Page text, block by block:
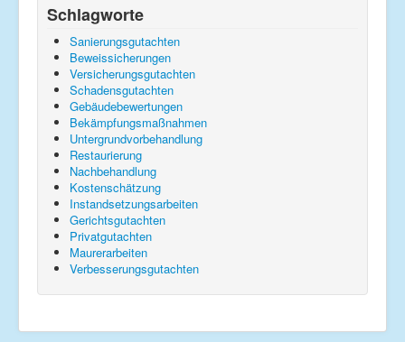
Schlagworte
Sanierungsgutachten
Beweissicherungen
Versicherungsgutachten
Schadensgutachten
Gebäudebewertungen
Bekämpfungsmaßnahmen
Untergrundvorbehandlung
Restaurierung
Nachbehandlung
Kostenschätzung
Instandsetzungsarbeiten
Gerichtsgutachten
Privatgutachten
Maurerarbeiten
Verbesserungsgutachten